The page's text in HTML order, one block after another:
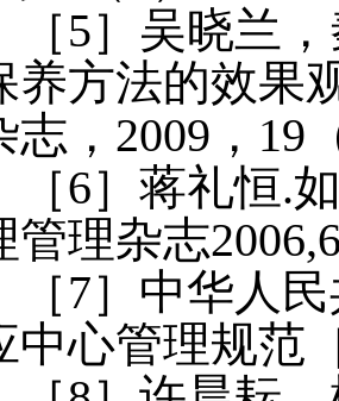
］吴晓兰，
养方法的效果
志，2009，19
］蒋礼恒.如
管理杂志
］中华人民
中心管理规范